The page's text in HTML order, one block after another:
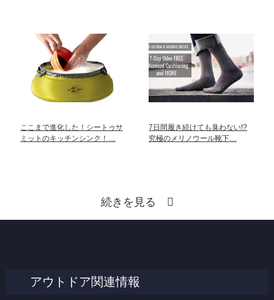
ここまで進化した！シートゥサ
ミットのキッチンシンク！…
7日間履き続けても臭わない!?
究極のメリノウール靴下…
続きを見る
アウトドア関連情報